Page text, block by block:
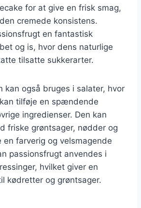
for at give en frisk smag,
cremede konsistens.
en fantastisk
og is, hvor dens naturlige
tilsatte sukkerarter.
kan også bruges i salater, hvor
tilføje en spændende
ingredienser. Den kan
friske grøntsager, nødder og
en farverig og velsmagende
passionsfrugt anvendes i
hvilket giver en
kødretter og grøntsager.